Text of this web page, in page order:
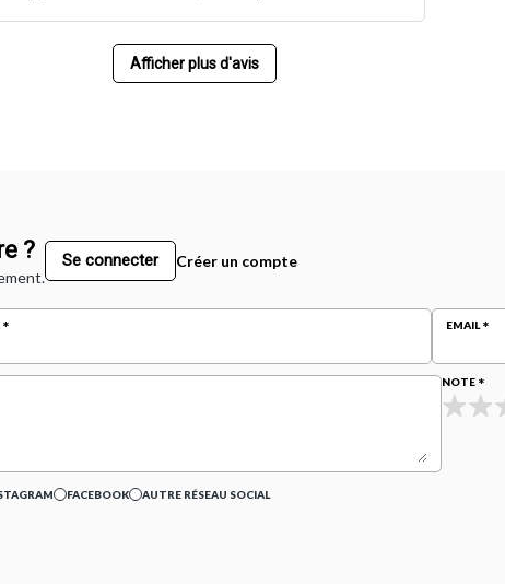
Afficher plus d'avis
? Se connecter Créer un compte
EMAIL
NOTE
FACEBOOK AUTRE RÉSEAU SOCIAL